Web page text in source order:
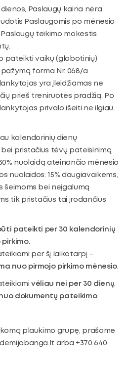
Paslaugų kaina nėra
Paslaugomis po mėnesio
teikimo mokestis
pateikti vaikų (globotinių)
forma Nr. 068/a
yra įleidžiamas ne
prieš treniruotės pradžią. Po
privalo išeiti ne ilgiau,
kalendorinių dienų
pristačius tėvų pateisinimą
nuolaidą ateinančio mėnesio
nuolaidos: 15% daugiavaikėms,
šeimoms bei neįgalumą
tik pristačius tai įrodančius
pateikti per 30 kalendorinių
per šį laikotarpį –
nuo pirmojo pirkimo mėnesio.
vėliau nei per 30 dienų,
dokumentų pateikimo
plaukimo grupę, prašome
arba +370 640